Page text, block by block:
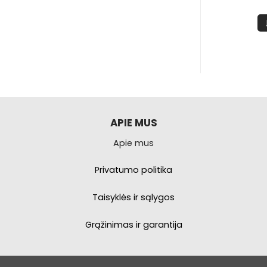
galite
produkto
APIE MUS
Apie mus
Privatumo politika
Taisyklės ir sąlygos
Grąžinimas ir garantija